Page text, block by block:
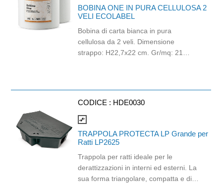
una sostanza amaricante volta a
prevenire l’ingestione accidentale da
può essere usato all’interno di
abitazioni, cantine, garage e ripostigli.
BOBINA ONE IN PURA CELLULOSA 2
VELI ECOLABEL
Bobina di carta bianca in pura
cellulosa da 2 veli. Dimensione
strappo: H22,7x22 cm. Gr/mq: 21
CODICE : HDE0030
compare_arrows
TRAPPOLA PROTECTA LP Grande per
Ratti LP2625
Trappola per ratti ideale per le
derattizzazioni in interni ed esterni. La
sua forma triangolare, compatta e di